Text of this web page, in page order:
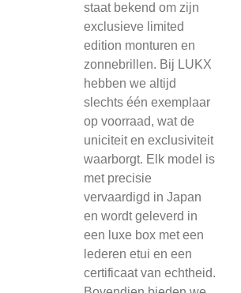
staat bekend om zijn
exclusieve limited
edition monturen en
zonnebrillen. Bij LUKX
hebben we altijd
slechts één exemplaar
op voorraad, wat de
uniciteit en exclusiviteit
waarborgt. Elk model is
met precisie
vervaardigd in Japan
en wordt geleverd in
een luxe box met een
lederen etui en een
certificaat van echtheid.